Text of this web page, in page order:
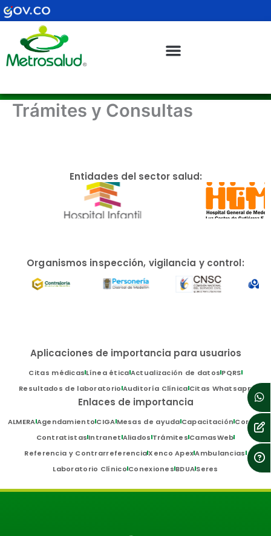
Ir
al
contenido
Trámites y Consultas
Entidades del sector salud:
Organismos inspección, vigilancia y control:
Aplicaciones de importancia para usuarios
Citas médicasLínea éticaActualización de datosPQRS
Resultados de laboratorio Auditoría ClínicaCitas Whatsapp
Enlaces de importancia
ALMERAAgendamientoCIGAMesas de ayudaCapacitaciónCorreo
ContratistasIntranet Aliados TrámitesCamasWeb
Referencia y ContrarreferenciaXenco ApexAmbulancias
Laboratorio Clínico Conexiones BDUASeres